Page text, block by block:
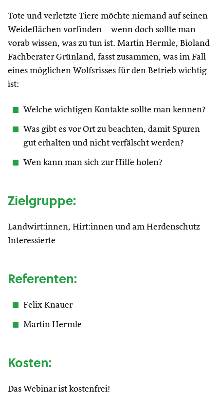
Tote und verletzte Tiere möchte niemand auf seinen
Weideflächen vorfinden – wenn doch sollte man
vorab wissen, was zu tun ist. Martin Hermle, Bioland
Fachberater Grünland, fasst zusammen, was im Fall
eines möglichen Wolfsrisses für den Betrieb wichtig
ist:
Welche wichtigen Kontakte sollte man kennen?
Was gibt es vor Ort zu beachten, damit Spuren
gut erhalten und nicht verfälscht werden?
Wen kann man sich zur Hilfe holen?
Zielgruppe:
Landwirt:innen, Hirt:innen und am Herdenschutz
Interessierte
Referenten:
Felix Knauer
Martin Hermle
Kosten:
Das Webinar ist kostenfrei!